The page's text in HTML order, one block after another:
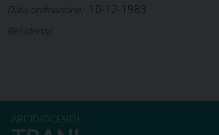
Data ordinazione: 10-12-1983
Residenza:
ARCIDIOCESI DI